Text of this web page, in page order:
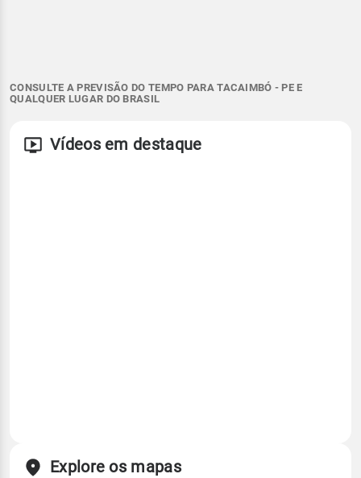
CONSULTE A PREVISÃO DO TEMPO PARA TACAIMBÓ - PE E
QUALQUER LUGAR DO BRASIL
Vídeos em destaque
Explore os mapas